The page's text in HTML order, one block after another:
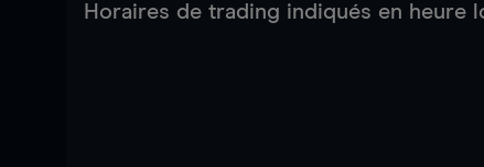
Horaires de trading indiqués en heure